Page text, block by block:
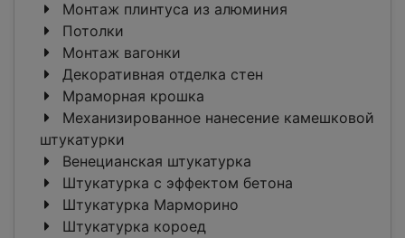
Монтаж плинтуса из алюминия
Потолки
Монтаж вагонки
Декоративная отделка стен
Мраморная крошка
Механизированное нанесение камешковой
штукатурки
Венецианская штукатурка
Штукатурка с эффектом бетона
Штукатурка Марморино
Штукатурка короед